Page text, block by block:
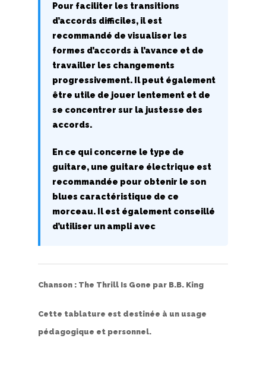
Pour faciliter les transitions
d’accords difficiles, il est
recommandé de visualiser les
formes d’accords à l’avance et de
travailler les changements
progressivement. Il peut également
être utile de jouer lentement et de
se concentrer sur la justesse des
accords.
En ce qui concerne le type de
guitare, une guitare électrique est
recommandée pour obtenir le son
blues caractéristique de ce
morceau. Il est également conseillé
d’utiliser un ampli avec
Chanson : The Thrill Is Gone par B.B. King
Cette tablature est destinée à un usage
pédagogique et personnel.
V
W
X
Y
Z
Nouvelles tabs
Top 100
Accords de guitare